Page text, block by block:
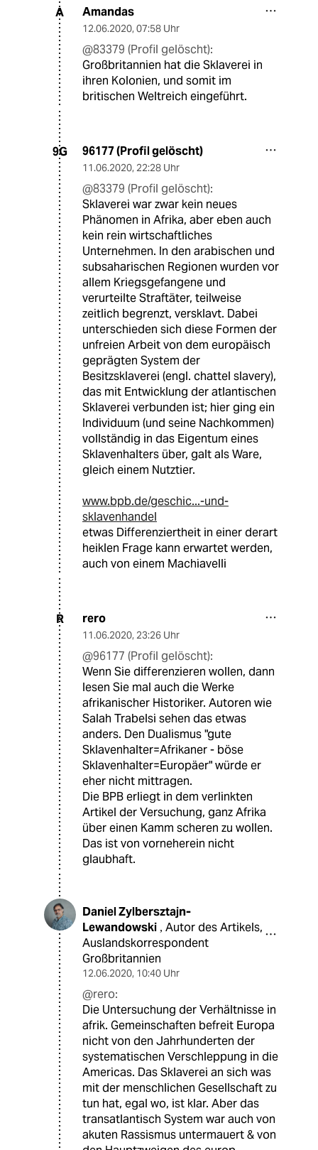
A Amandas
12.06.2020, 07:58 Uhr
@83379 (Profil gelöscht):
Großbritannien hat die Sklaverei in
ihren Kolonien, und somit im
britischen Weltreich eingeführt.
9G 96177 (Profil gelöscht)
11.06.2020, 22:28 Uhr
@83379 (Profil gelöscht):
Sklaverei war zwar kein neues
Phänomen in Afrika, aber eben auch
kein rein wirtschaftliches
Unternehmen. In den arabischen und
subsaharischen Regionen wurden vor
allem Kriegsgefangene und
verurteilte Straftäter, teilweise
zeitlich begrenzt, versklavt. Dabei
unterschieden sich diese Formen der
unfreien Arbeit von dem europäisch
geprägten System der
Besitzsklaverei (engl. chattel slavery),
das mit Entwicklung der atlantischen
Sklaverei verbunden ist; hier ging ein
Individuum (und seine Nachkommen)
vollständig in das Eigentum eines
Sklavenhalters über, galt als Ware,
gleich einem Nutztier.
www.bpb.de/geschic...-und-
sklavenhandel
etwas Differenziertheit in einer derart
heiklen Frage kann erwartet werden,
auch von einem Machiavelli
R rero
11.06.2020, 23:26 Uhr
@96177 (Profil gelöscht):
Wenn Sie differenzieren wollen, dann
lesen Sie mal auch die Werke
afrikanischer Historiker. Autoren wie
Salah Trabelsi sehen das etwas
anders. Den Dualismus "gute
Sklavenhalter=Afrikaner - böse
Sklavenhalter=Europäer" würde er
eher nicht mittragen.
Die BPB erliegt in dem verlinkten
Artikel der Versuchung, ganz Afrika
über einen Kamm scheren zu wollen.
Das ist von vorneherein nicht
glaubhaft.
Daniel Zylbersztajn-
Lewandowski , Autor des Artikels,
Auslandskorrespondent
Großbritannien
12.06.2020, 10:40 Uhr
@rero:
Die Untersuchung der Verhältnisse in
afrik. Gemeinschaften befreit Europa
nicht von den Jahrhunderten der
systematischen Verschleppung in die
Americas. Das Sklaverei an sich was
mit der menschlichen Gesellschaft zu
tun hat, egal wo, ist klar. Aber das
transatlantisch System war auch von
akuten Rassismus untermauert & von